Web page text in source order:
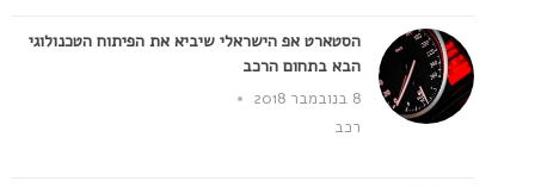
הסטארט אפ הישראלי שיביא את הפיתוח הטכנולוגי
הבא בתחום הרכב
8 בנובמבר 2018
רכב